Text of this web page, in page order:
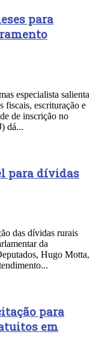
para
especialista salienta
fiscais, escrituração e
de inscrição no
dá...
para dívidas
das dívidas rurais
da
Hugo Motta,
para
em